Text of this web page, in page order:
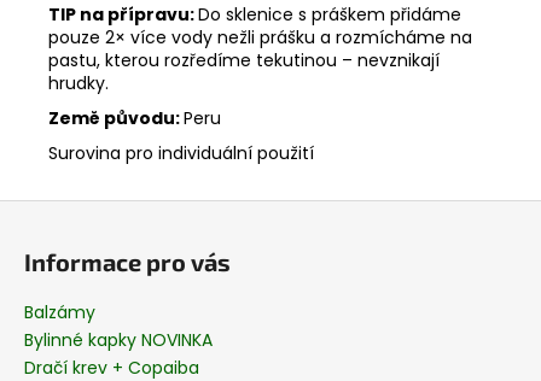
TIP na přípravu:Do sklenice s práškem přidáme
pouze 2× více vody nežli prášku a rozmícháme na
pastu, kterou rozředíme tekutinou – nevznikají
hrudky.
Země původu:Peru
Surovina pro individuální použití
Informace pro vás
Balzámy
Bylinné kapky NOVINKA
Dračí krev + Copaiba